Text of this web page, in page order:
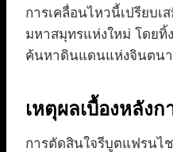
การเคลื่อนไหวนี้เปรียบเ
มหาสมุทรแห่งใหม่ โดยทิ้
ค้นหาดินแดนแห่งจินตนา
เหตุผลเบื้องหลังก
การตัดสินใจรีบูตแฟรนไ